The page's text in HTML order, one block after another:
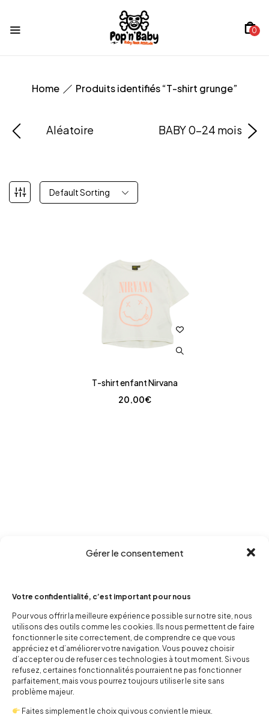
Gérer le consentement
Votre confidentialité, c’est important pour nous
Pour vous offrir la meilleure expérience possible sur notre site, nous
utilisons des outils comme les cookies. Ils nous permettent de faire
fonctionner le site correctement, de comprendre ce que vous
appréciez et d’améliorer votre navigation. Vous pouvez choisir
d’accepter ou de refuser ces technologies à tout moment. Si vous
refusez, certaines fonctionnalités pourraient ne pas fonctionner
parfaitement, mais vous pourrez toujours utiliser le site sans
problème majeur.
Faites simplement le choix qui vous convient le mieux.
0
Home Produits identifiés “T-shirt grunge”
Aléatoire BABY 0-24 mois
Default Sorting
T-shirt enfant Nirvana
20,00€
contact@popnbaby.com
+33 01 64 62 14 89
Follow us